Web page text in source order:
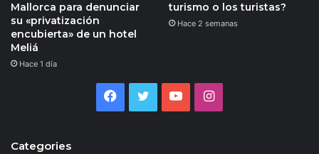
Mallorca para denunciar
su «privatización
encubierta» de un hotel
Meliá
Hace 1 día
turismo o los turistas?
Hace 2 semanas
Facebook
TwitterYouTubeInstagram
Categories